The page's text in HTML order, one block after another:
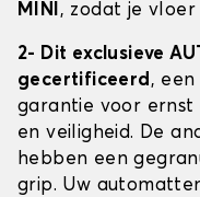
MINI, zodat je
2- Dit exclusieve
gecertificeerd,
garantie voor
en veiligheid. De
hebben een
grip. Uw